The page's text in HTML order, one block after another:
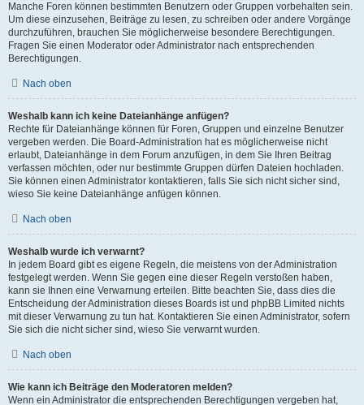
Manche Foren können bestimmten Benutzern oder Gruppen vorbehalten sein.
Um diese einzusehen, Beiträge zu lesen, zu schreiben oder andere Vorgänge
durchzuführen, brauchen Sie möglicherweise besondere Berechtigungen.
Fragen Sie einen Moderator oder Administrator nach entsprechenden
Berechtigungen.
Nach oben
Weshalb kann ich keine Dateianhänge anfügen?
Rechte für Dateianhänge können für Foren, Gruppen und einzelne Benutzer
vergeben werden. Die Board-Administration hat es möglicherweise nicht
erlaubt, Dateianhänge in dem Forum anzufügen, in dem Sie Ihren Beitrag
verfassen möchten, oder nur bestimmte Gruppen dürfen Dateien hochladen.
Sie können einen Administrator kontaktieren, falls Sie sich nicht sicher sind,
wieso Sie keine Dateianhänge anfügen können.
Nach oben
Weshalb wurde ich verwarnt?
In jedem Board gibt es eigene Regeln, die meistens von der Administration
festgelegt werden. Wenn Sie gegen eine dieser Regeln verstoßen haben,
kann sie Ihnen eine Verwarnung erteilen. Bitte beachten Sie, dass dies die
Entscheidung der Administration dieses Boards ist und phpBB Limited nichts
mit dieser Verwarnung zu tun hat. Kontaktieren Sie einen Administrator, sofern
Sie sich die nicht sicher sind, wieso Sie verwarnt wurden.
Nach oben
Wie kann ich Beiträge den Moderatoren melden?
Wenn ein Administrator die entsprechenden Berechtigungen vergeben hat,